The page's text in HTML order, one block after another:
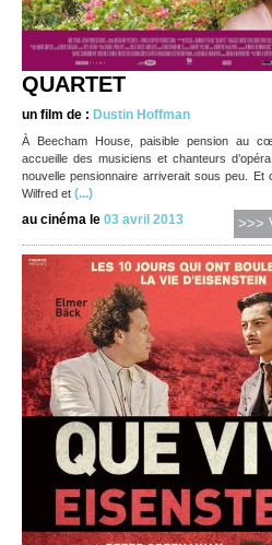
QUARTET
un film de : Dustin Hoffman
À Beecham House, paisible pension au
accueille des musiciens et chanteurs
nouvelle pensionnaire arriverait sous peu. Et
Wilfred et (...)
au cinéma le 03 avril 2013 >>>